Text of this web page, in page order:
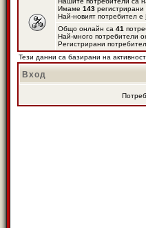
Имаме 143 регистрирани
Най-новият потребител е
Общо онлайн са 41
Най-много потребители
Регистрирани
Тези данни са базирани на
Вход